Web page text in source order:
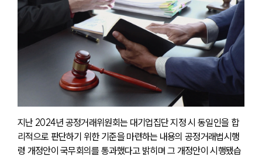
지난 2024년 공정거래위원회는 대기업집단 지정 시 동일인을 합
리적으로 판단하기 위한 기준을 마련하는 내용의 공정거래법시행
령 개정안이 국무회의를 통과했다고 밝히며 그 개정안이 시행됐습